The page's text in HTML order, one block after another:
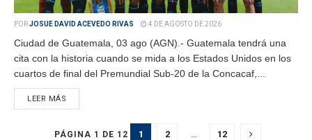
PORJOSUE DAVID ACEVEDO RIVAS 4 DE AGOSTO DE 2026
Ciudad de Guatemala, 03 ago (AGN).- Guatemala tendrá una
cita con la historia cuando se mida a los Estados Unidos en los
cuartos de final del Premundial Sub-20 de la Concacaf,...
LEER MÁS
PÁGINA 1 DE 12 1 2 … 12